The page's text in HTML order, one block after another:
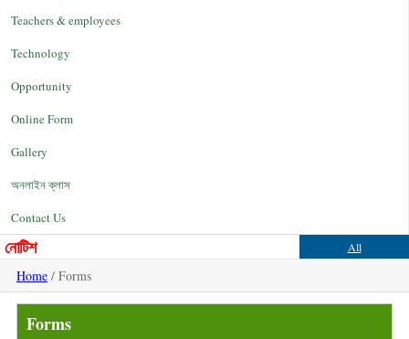
Teachers & employees
Technology
Opportunity
Online Form
Gallery
অনলাইন ক্লাস
Contact Us
নোটিশ All
Home / Forms
Forms